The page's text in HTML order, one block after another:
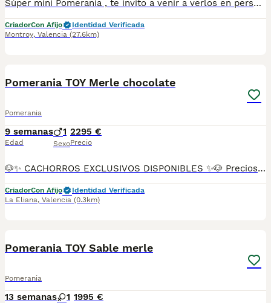
Súper mini Pomerania , te invito a venir a verlos en persona ya que en foto no se puede valorar bien el tamaño , esos cachorritos son súper miniatura , el padre pesa solo 1.4 kg . Una verdadera monería de cachorros y con muy buen carácter.
CriadorCon Afijo
Identidad Verificada
Montroy, Valencia (27.6km)
Pomerania TOY Merle chocolate
Pomerania
9 semanas
Edad
1
Sexo
2295 €
Precio
🐶✨ CACHORROS EXCLUSIVOS DISPONIBLES ✨🐶 Preciosos cachorros criados en ambiente familiar, rodeados de amor y cuidados desde el primer día ❤️ Totalmente socializados, cariñosos y acostumbrados al contacto con personas. 📦 Se entregan con todas las garantías: ✔️ Cartilla sanitaria ✔️ Vacunación al día 💉 ✔️ Desparasitación completa ✅ ✔️ Garantía vírica 😷 ✔️ Garantía congénita 👌 ✔️ Contrato de entrega ✍️ 📸 Síguenos en Instagram: @fincapaunais para ver fotos y vídeos reales ⚠️ Disponibilidad limitada ⚠️ Se reservan rápido. 📲 Contacto directo por WhatsApp: 671 454 202 Solo personas responsables
CriadorCon Afijo
Identidad Verificada
La Eliana, Valencia (0.3km)
Pomerania TOY Sable merle
Pomerania
13 semanas 1 1995 €